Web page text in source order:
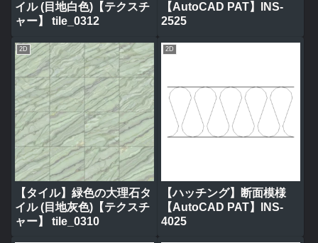
イル (目地白色)【テクスチ
ャー】 tile_0312
【AutoCAD PAT】INS-
2525
2D
【タイル】緑色の大理石タ
イル (目地灰色)【テクスチ
ャー】 tile_0310
2D
【ハッチング】断面模様
【AutoCAD PAT】INS-
4025